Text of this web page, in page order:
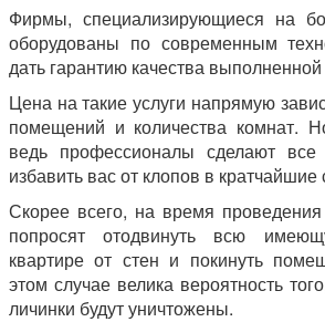
Фирмы, специализирующиеся на
оборудованы по современным
дать гарантию качества
Цена на такие услуги напрямую
помещений и количества комнат.
ведь профессионалы сделают
избавить вас от клопов в кратчайшие
Скорее всего, на время
попросят отодвинуть всю
квартире от стен и покинуть
этом случае велика вероятность
личинки будут уничтожены.